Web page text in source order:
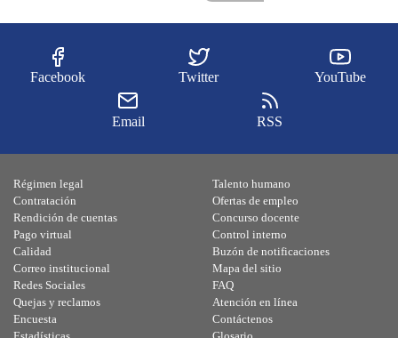
Facebook Twitter YouTube
Email RSS
Régimen legal
Contratación
Rendición de cuentas
Pago virtual
Calidad
Talento humano
Ofertas de empleo
Concurso docente
Control interno
Buzón de notificaciones
Correo institucional
Redes Sociales
Quejas y reclamos
Encuesta
Mapa del sitio
FAQ
Atención en línea
Contáctenos